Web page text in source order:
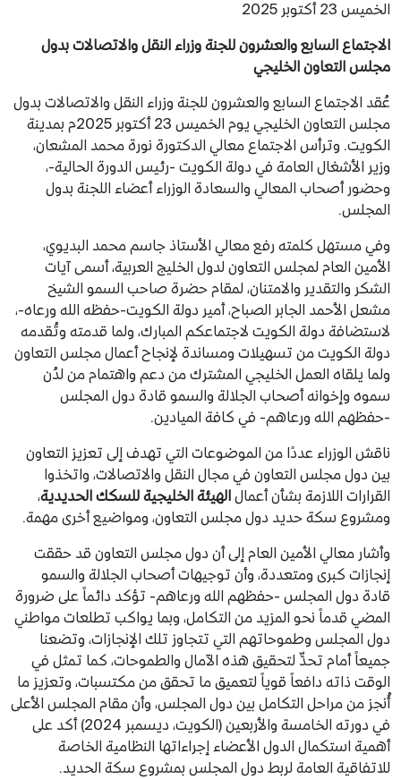
الخميس 23 أكتوبر 2025
الاجتماع السابع والعشرون للجنة وزراء النقل والاتصالات بدول
مجلس التعاون الخليجي
عُقد الاجتماع السابع والعشرون للجنة وزراء النقل والاتصالات بدول
مجلس التعاون الخليجي يوم الخميس 23 أكتوبر 2025م بمدينة
الكويت. وترأس الاجتماع معالي الدكتورة نورة محمد المشعان،
وزير الأشغال العامة في دولة الكويت -رئيس الدورة ​الحالية-،
وحضور أصحاب المعالي والسعادة الوزراء أعضاء اللجنة بدول
المجلس.
وفي مستهل كلمته رفع معالي الأستاذ جاسم محمد البديوي،
الأمين العام لمجلس التعاون لدول الخليج العربية، أسمى آيات
الشكر والتقدير والامتنان، لمقام حضرة صاحب السمو الشيخ
مشعل الأحمد الجابر الصباح، أمير دولة الكويت-حفظه الله ورعاه-،
لاستضافة دولة الكويت لاجتماعكم المبارك، ولما قدمته وتُقدمه
دولة الكويت من تسهيلات ومساندة لإنجاح أعمال مجلس التعاون
ولما يلقاه العمل الخليجي المشترك من دعم واهتمام من لدُن
سموه وإخوانه أصحاب الجلالة والسمو قادة دول المجلس
-حفظهم الله ورعاهم- في كافة الميادين.
ناقش الوزراء عددًا من الموضوعات التي تهدف إلى تعزيز التعاون
بين دول مجلس التعاون في مجال النقل والاتصالات، واتخذوا
القرارات اللازمة بشأن أعمال الهيئة الخليجية للسكك الحديدية،
ومشروع سكة حديد دول مجلس التعاون، ومواضيع أخرى مهمة.
وأشار معالي الأمين العام إلى أن دول مجلس التعاون قد حققت
إنجازات كبرى ومتعددة، وأن توجيهات أصحاب الجلالة والسمو
قادة دول المجلس -حفظهم الله ورعاهم- تؤكد دائماً على ضرورة
المضي قدماً نحو المزيد من التكامل، وبما يواكب تطلعات مواطني
دول المجلس وطموحاتهم التي تتجاوز تلك الإنجازات، وتضعنا
جميعاً أمام تحدٍّ لتحقيق هذه الآمال والطموحات، كما تمثل في
الوقت ذاته دافعاً قوياً لتعميق ما تحقق من مكتسبات، وتعزيز ما
أُنجز من مراحل التكامل بين دول المجلس، وأن مقام المجلس الأعلى
في دورته الخامسة والأربعين (الكويت، ديسمبر 2024) أكد على
أهمية استكمال الدول الأعضاء إجراءاتها النظامية الخاصة
للاتفاقية العامة لربط دول المجلس بمشروع سكة الحديد.